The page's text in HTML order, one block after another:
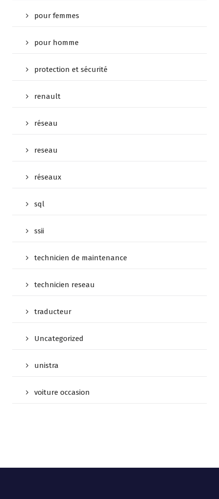
pour femmes
pour homme
protection et sécurité
renault
réseau
reseau
réseaux
sql
ssii
technicien de maintenance
technicien reseau
traducteur
Uncategorized
unistra
voiture occasion